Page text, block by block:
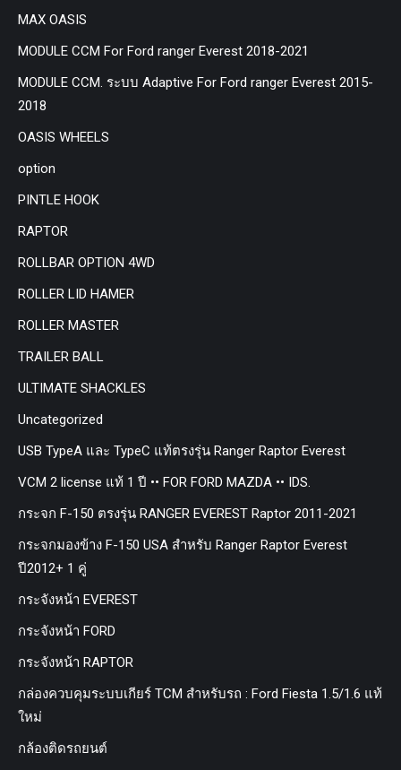
MAX OASIS
MODULE CCM For Ford ranger Everest 2018-2021
MODULE CCM. ระบบ Adaptive For Ford ranger Everest 2015-
2018
OASIS WHEELS
option
PINTLE HOOK
RAPTOR
ROLLBAR OPTION 4WD
ROLLER LID HAMER
ROLLER MASTER
TRAILER BALL
ULTIMATE SHACKLES
Uncategorized
USB TypeA และ TypeC แท้ตรงรุ่น Ranger Raptor Everest
VCM 2 license แท้ 1 ปี •• FOR FORD MAZDA •• IDS.
กระจก F-150 ตรงรุ่น RANGER EVEREST Raptor 2011-2021
กระจกมองข้าง F-150 USA สำหรับ Ranger Raptor Everest
ปี2012+ 1 คู่
กระจังหน้า EVEREST
กระจังหน้า FORD
กระจังหน้า RAPTOR
กล่องควบคุมระบบเกียร์ TCM สำหรับรถ : Ford Fiesta 1.5/1.6 แท้
ใหม่
กล้องติดรถยนต์